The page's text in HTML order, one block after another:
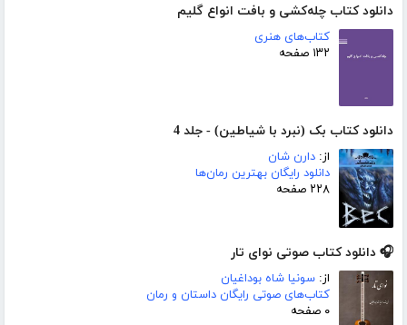
دانلود کتاب چله‌کشی و بافت انواع گلیم
کتاب‌های هنری
۱۳۲ صفحه
دانلود کتاب بک (نبرد با شیاطین) - جلد 4
از: دارن شان
دانلود رایگان بهترین رمان‌ها
۲۲۸ صفحه
🎧 دانلود کتاب صوتی نوای تار
از: سونیا شاه بوداغیان
کتاب‌های صوتی رایگان داستان و رمان
۰ صفحه